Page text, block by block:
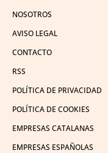
NOSOTROS
AVISO LEGAL
CONTACTO
RSS
POLÍTICA DE PRIVACIDAD
POLÍTICA DE COOKIES
EMPRESAS CATALANAS
EMPRESAS ESPAÑOLAS